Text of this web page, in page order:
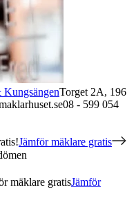
KungsängenTorget 2A, 196
08 - 599 054
Jämför mäklare gratis
mäklare gratisJämför